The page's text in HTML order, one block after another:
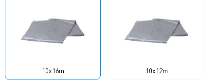
10x16m 10x12m